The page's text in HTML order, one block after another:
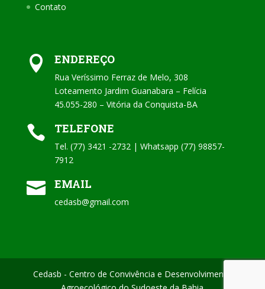
Contato
 ENDEREÇO
Rua Veríssimo Ferraz de Melo, 308
Loteamento Jardim Guanabara – Felícia
45.055-280 – Vitória da Conquista-BA
 TELEFONE
Tel. (77) 3421 -2732 | Whatsapp (77) 98857-
7912
 EMAIL
cedasb@gmail.com
Cedasb - Centro de Convivência e Desenvolvimento